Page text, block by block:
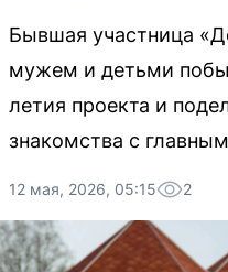
Бывшая участница
мужем и детьми
летия проекта и
знакомства с
12 мая, 2026, 05:15 2